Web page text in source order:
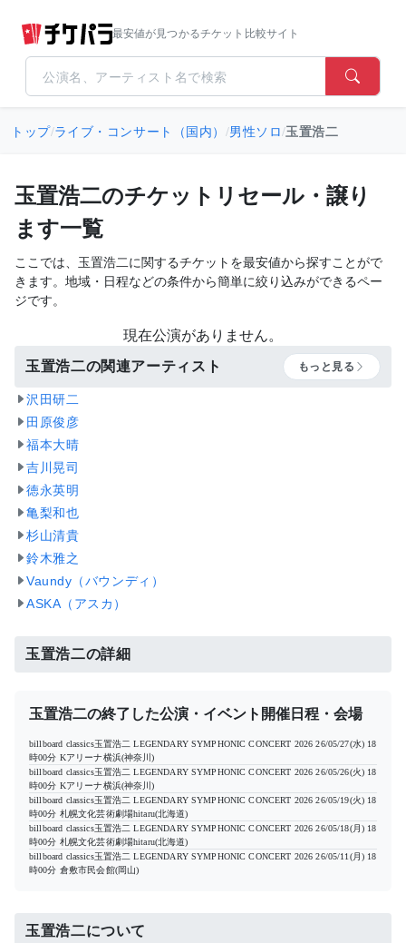
最安値が見つかるチケット比較サイト
トップ/ライブ・コンサート（国内） /男性ソロ/玉置浩二
玉置浩二のチケットリセール・譲り
ます一覧
ここでは、玉置浩二に関するチケットを最安値から探すことがで
きます。地域・日程などの条件から簡単に絞り込みができるペー
ジです。
現在公演がありません。
玉置浩二の関連アーティスト もっと見る
沢田研二
田原俊彦
福本大晴
吉川晃司
徳永英明
亀梨和也
杉山清貴
鈴木雅之
Vaundy（バウンディ）
ASKA（アスカ）
玉置浩二の詳細
玉置浩二の終了した公演・イベント開催日程・会場
billboard classics玉置浩二 LEGENDARY SYMPHONIC CONCERT 2026 26/05/27(水) 18
時00分 Kアリーナ横浜(神奈川)
billboard classics玉置浩二 LEGENDARY SYMPHONIC CONCERT 2026 26/05/26(火) 18
時00分 Kアリーナ横浜(神奈川)
billboard classics玉置浩二 LEGENDARY SYMPHONIC CONCERT 2026 26/05/19(火) 18
時00分 札幌文化芸術劇場hitaru(北海道)
billboard classics玉置浩二 LEGENDARY SYMPHONIC CONCERT 2026 26/05/18(月) 18
時00分 札幌文化芸術劇場hitaru(北海道)
billboard classics玉置浩二 LEGENDARY SYMPHONIC CONCERT 2026 26/05/11(月) 18
時00分 倉敷市民会館(岡山)
玉置浩二について